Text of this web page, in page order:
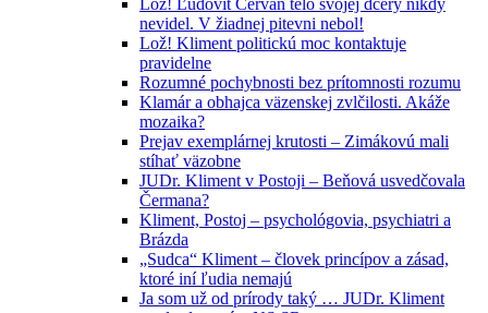
nevidel. V žiadnej pitevni nebol!
Lož! Kliment politickú moc kontaktuje
pravidelne
Rozumné pochybnosti bez prítomnosti rozumu
Klamár a obhajca väzenskej zvlčilosti. Akáže
mozaika?
Prejav exemplárnej krutosti – Zimákovú mali
stíhať väzobne
JUDr. Kliment v Postoji – Beňová usvedčovala
Čermana?
Kliment, Postoj – psychológovia, psychiatri a
Brázda
„Sudca“ Kliment – človek princípov a zásad,
ktoré iní ľudia nemajú
Ja som už od prírody taký … JUDr. Kliment